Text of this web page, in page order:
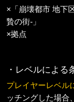
×「崩壊都市 地
贄の街-」
×拠点
・レベルによる
プレイヤーレベル
ッチングした場合